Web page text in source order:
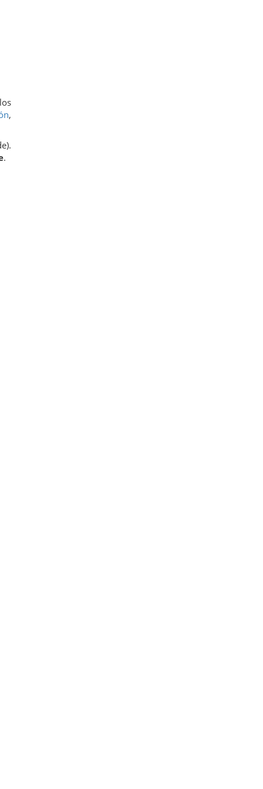
,
.